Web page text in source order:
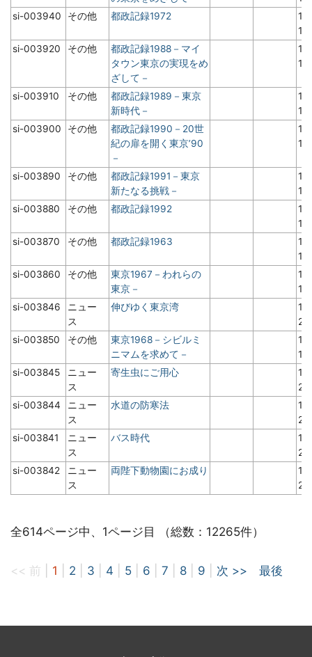
si-003940
その他 都政記録1972
1
si-003920
その他
都政記録1988－マイ
タウン東京の実現をめ
ざして－
1
si-003910 その他
都政記録1989－東京
新時代－
1
si-003900
その他
都政記録1990－20世
紀の扉を開く東京’90
－
1
si-003890 その他
都政記録1991－東京
新たなる挑戦－
1
si-003880
その他 都政記録1992
1
si-003870
その他 都政記録1963
1
si-003860
その他
東京1967－われらの
東京－
1
si-003846
ニュー
ス
伸びゆく東京湾
2
si-003850
その他
東京1968－シビルミ
ニマムを求めて－
1
si-003845
ニュー
ス
寄生虫にご用心
2
si-003844
ニュー
ス
水道の防寒法
2
si-003841
ニュー
ス
バス時代
2
si-003842
ニュー
ス
両陛下動物園にお成り
2
全614ページ中、1ページ目 （総数：12265件）
<< 前 1 2 3 4 5 6 7 8 9 次 >> 最後